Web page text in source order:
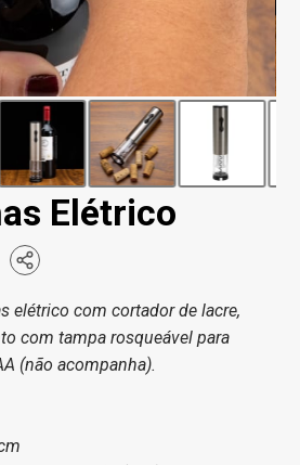
Elétrico
elétrico com cortador de lacre,
com tampa rosqueável para
(não acompanha).